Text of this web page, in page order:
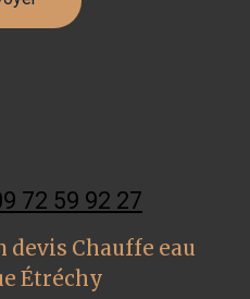
72 59 92 27
Chauffe eau
Étréchy